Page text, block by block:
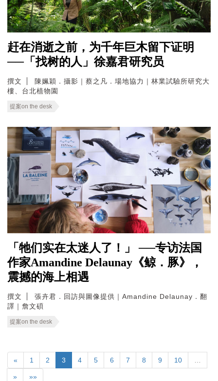
赶在消逝之前，为千年巨木留下证明
──「找树的人」徐嘉君研究员
撰文
陳姵穎．攝影｜蔡之凡．場地協力｜林業試驗所研究大
樓、台北植物園
提案on the desk
「牠们实在太迷人了！」 ──专访法国
作家Amandine Delaunay《鲸．豚》，
震撼的海上相遇
撰文
張卉君．回訪與圖像提供｜Amandine Delaunay．翻
譯｜詹文碩
提案on the desk
« 1 2 3 4 5 6 7 8 9 10
» »»